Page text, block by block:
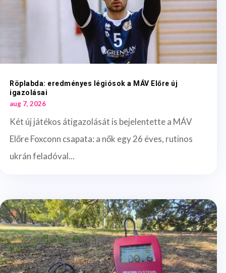
Röplabda: eredményes légiósok a MÁV Előre új
igazolásai
aug 7, 2026
Két új játékos átigazolását is bejelentette a MÁV
Előre Foxconn csapata: a nők egy 26 éves, rutinos
ukrán feladóval...